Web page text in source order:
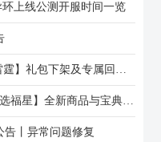
上线公测开服时间一览
逆战未来【金战云·无尽雷霆】礼包下架及专属回馈活动说明
《金铲铲之战》2026【天选福星】全新商品与宝典内容
告丨异常问题修复